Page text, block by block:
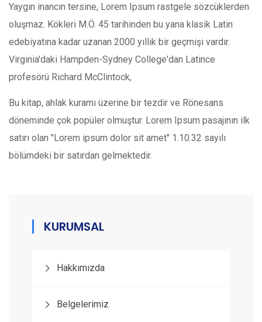
Yaygın inancın tersine, Lorem Ipsum rastgele sözcüklerden
oluşmaz. Kökleri M.Ö. 45 tarihinden bu yana klasik Latin
edebiyatına kadar uzanan 2000 yıllık bir geçmişi vardır.
Virginia'daki Hampden-Sydney College'dan Latince
profesörü Richard McClintock,
Bu kitap, ahlak kuramı üzerine bir tezdir ve Rönesans
döneminde çok popüler olmuştur. Lorem Ipsum pasajının ilk
satırı olan "Lorem ipsum dolor sit amet" 1.10.32 sayılı
bölümdeki bir satırdan gelmektedir.
KURUMSAL
Hakkımızda
Belgelerimiz